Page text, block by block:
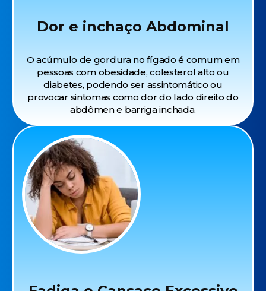
Dor e inchaço Abdominal
O acúmulo de gordura no fígado é comum em
pessoas com obesidade, colesterol alto ou
diabetes, podendo ser assintomático ou
provocar sintomas como dor do lado direito do
abdômen e barriga inchada.